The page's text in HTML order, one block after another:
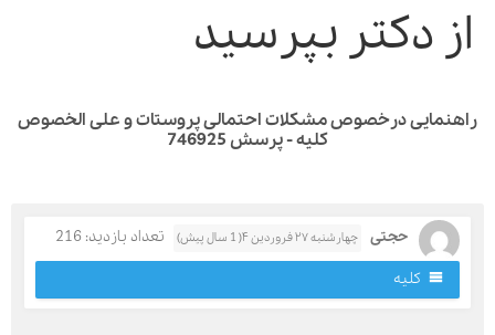
دکتر بپرسید
درخصوص مشکلات احتمالی پروستات و علی الخصوص
کلیه - پرسش 746925
حجتی چهارشنبه ۲۷ فروردین ۴( 1 سال پیش)
تعداد بازدید: 216
کلیه